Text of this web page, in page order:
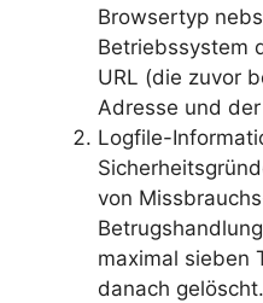
Browsertyp
Betriebssystem
URL (die zuvor
Adresse und
Logfile-
von
maximal sieben
danach